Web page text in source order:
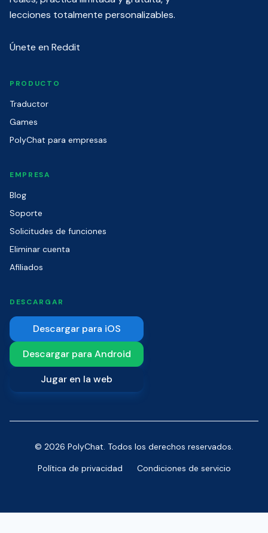
lecciones totalmente personalizables.
Únete en Reddit
PRODUCTO
Traductor
Games
PolyChat para empresas
EMPRESA
Blog
Soporte
Solicitudes de funciones
Eliminar cuenta
Afiliados
DESCARGAR
Descargar para iOS
Descargar para Android
Jugar en la web
© 2026 PolyChat. Todos los derechos reservados.
Política de privacidad
Condiciones de servicio